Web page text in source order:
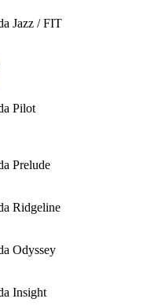
Jazz / FIT
Pilot
Prelude
Ridgeline
Odyssey
Insight